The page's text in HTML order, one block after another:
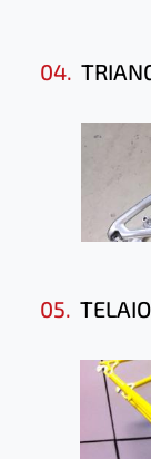
04.
05.